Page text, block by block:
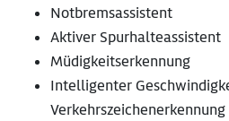
Notbremsassistent
Aktiver Spurhalteassistent
Müdigkeitserkennung
Intelligenter
Verkehrszeichenerkennung